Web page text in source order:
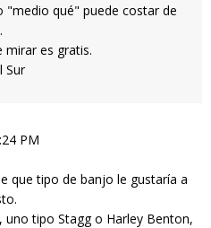
"medio qué" puede costar de
mirar es gratis.
Sur
PM
que tipo de banjo le gustaría a
uno tipo Stagg o Harley Benton,